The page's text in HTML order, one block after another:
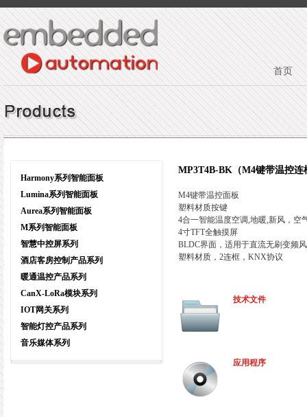
首页
Harmony系列智能面板
Lumina系列智能面板
Aurea系列智能面板
M系列智能面板
智慧中控屏系列
酒店客房控制产品系列
暖通温控产品系列
CanX-LoRa模块系列
IOT网关系列
智能灯控产品系列
音乐媒体系列
MP3T4B-BK（M4键带温控连
M4键带温控面板
塑料材质按键
4合一智能温度空调,地暖,新风，空
4寸TFT全触摸屏
BLDC界面，适用于直流无刷变频
塑料材质，2连框，KNX协议
技术文件
应用程序